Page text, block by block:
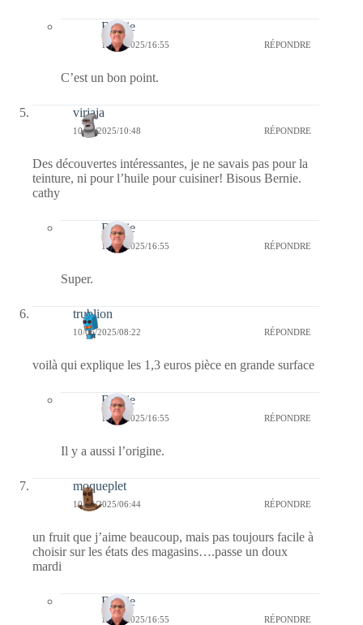
Bernie
11/06/2025/16:55 RÉPONDRE
C’est un bon point.
virjaja
10/06/2025/10:48 RÉPONDRE
Des découvertes intéressantes, je ne savais pas pour la
teinture, ni pour l’huile pour cuisiner! Bisous Bernie.
cathy
Bernie
11/06/2025/16:55 RÉPONDRE
Super.
trublion
10/06/2025/08:22 RÉPONDRE
voilà qui explique les 1,3 euros pièce en grande surface
Bernie
11/06/2025/16:55 RÉPONDRE
Il y a aussi l’origine.
moqueplet
10/06/2025/06:44 RÉPONDRE
un fruit que j’aime beaucoup, mais pas toujours facile à
choisir sur les états des magasins….passe un doux
mardi
Bernie
11/06/2025/16:55 RÉPONDRE